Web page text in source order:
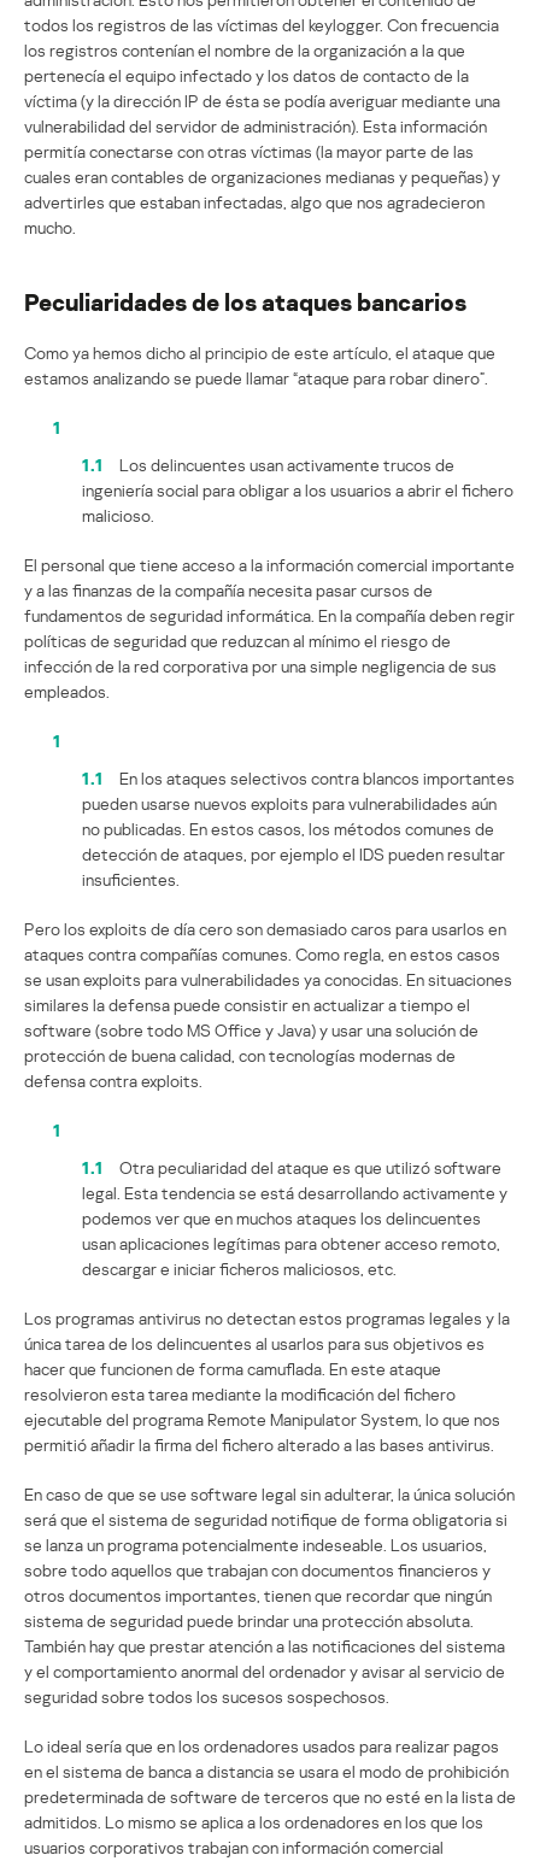
todos los registros de las víctimas del keylogger. Con frecuencia
los registros contenían el nombre de la organización a la que
pertenecía el equipo infectado y los datos de contacto de la
víctima (y la dirección IP de ésta se podía averiguar mediante una
vulnerabilidad del servidor de administración). Esta información
permitía conectarse con otras víctimas (la mayor parte de las
cuales eran contables de organizaciones medianas y pequeñas) y
advertirles que estaban infectadas, algo que nos agradecieron
mucho.
Peculiaridades de los ataques bancarios
Como ya hemos dicho al principio de este artículo, el ataque que
estamos analizando se puede llamar “ataque para robar dinero”.
1
1.1
Los delincuentes usan activamente trucos de
ingeniería social para obligar a los usuarios a abrir el fichero
malicioso.
El personal que tiene acceso a la información comercial importante
y a las finanzas de la compañía necesita pasar cursos de
fundamentos de seguridad informática. En la compañía deben regir
políticas de seguridad que reduzcan al mínimo el riesgo de
infección de la red corporativa por una simple negligencia de sus
empleados.
1
1.1
En los ataques selectivos contra blancos importantes
pueden usarse nuevos exploits para vulnerabilidades aún
no publicadas. En estos casos, los métodos comunes de
detección de ataques, por ejemplo el IDS pueden resultar
insuficientes.
Pero los exploits de día cero son demasiado caros para usarlos en
ataques contra compañías comunes. Como regla, en estos casos
se usan exploits para vulnerabilidades ya conocidas. En situaciones
similares la defensa puede consistir en actualizar a tiempo el
software (sobre todo MS Office y Java) y usar una solución de
protección de buena calidad, con tecnologías modernas de
defensa contra exploits.
1
1.1
Otra peculiaridad del ataque es que utilizó software
legal. Esta tendencia se está desarrollando activamente y
podemos ver que en muchos ataques los delincuentes
usan aplicaciones legítimas para obtener acceso remoto,
descargar e iniciar ficheros maliciosos, etc.
Los programas antivirus no detectan estos programas legales y la
única tarea de los delincuentes al usarlos para sus objetivos es
hacer que funcionen de forma camuflada. En este ataque
resolvieron esta tarea mediante la modificación del fichero
ejecutable del programa Remote Manipulator System, lo que nos
permitió añadir la firma del fichero alterado a las bases antivirus.
En caso de que se use software legal sin adulterar, la única solución
será que el sistema de seguridad notifique de forma obligatoria si
se lanza un programa potencialmente indeseable. Los usuarios,
sobre todo aquellos que trabajan con documentos financieros y
otros documentos importantes, tienen que recordar que ningún
sistema de seguridad puede brindar una protección absoluta.
También hay que prestar atención a las notificaciones del sistema
y el comportamiento anormal del ordenador y avisar al servicio de
seguridad sobre todos los sucesos sospechosos.
Lo ideal sería que en los ordenadores usados para realizar pagos
en el sistema de banca a distancia se usara el modo de prohibición
predeterminada de software de terceros que no esté en la lista de
admitidos. Lo mismo se aplica a los ordenadores en los que los
usuarios corporativos trabajan con información comercial